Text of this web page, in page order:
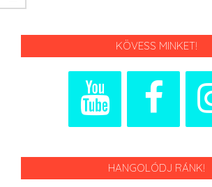
KÖVESS MINKET!
HANGOLÓDJ RÁNK!